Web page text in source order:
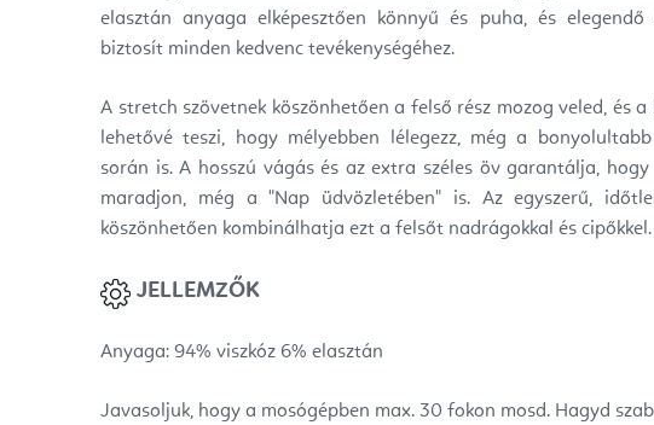
elasztán anyaga elképesztően könnyű és puha, és elegendő
biztosít minden kedvenc tevékenységéhez.
A stretch szövetnek köszönhetően a felső rész mozog veled, és a
lehetővé teszi, hogy mélyebben lélegezz, még a
során is. A hosszú vágás és az extra széles öv garantálja,
maradjon, még a "Nap üdvözletében" is. Az egyszerű,
köszönhetően kombinálhatja ezt a felsőt nadrágokkal és cipőkkel.
JELLEMZŐK
Anyaga: 94% viszkóz 6% elasztán
Javasoljuk, hogy a mosógépben max. 30 fokon mosd. Hagyd